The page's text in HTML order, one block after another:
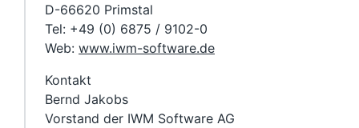
D-66620 Primstal
Tel: +49 (0) 6875 / 9102-0
Web: www.iwm-software.de
Kontakt
Bernd Jakobs
Vorstand der IWM Software AG